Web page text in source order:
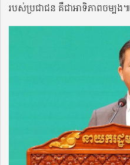
របស់ប្រជាជន គឺជាអាទិភាពចម្បង៕